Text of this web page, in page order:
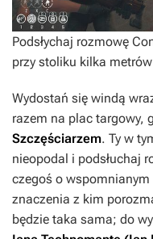
Podsłychaj rozmowę
przy stoliku kilka
Wydostań się windą
razem na plac targowy,
Szczęściarzem. Ty w
nieopodal i podsłuchaj
czegoś o
znaczenia z kim
będzie taka sama; do